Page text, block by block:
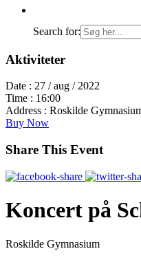
Search for:
Aktiviteter
Date : 27 / aug / 2022
Time : 16:00
Address : Roskilde
Buy Now
Share This Event
Koncert på
Roskilde Gymnasium